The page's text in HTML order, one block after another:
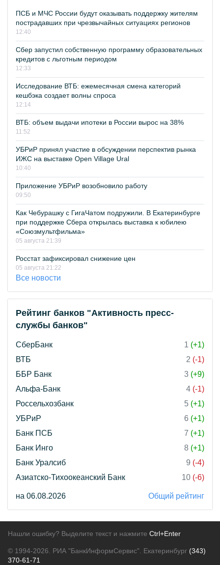
ПСБ и МЧС России будут оказывать поддержку жителям
пострадавших при чрезвычайных ситуациях регионов
12:40
Сбер запустил собственную программу образовательных
кредитов с льготным периодом
12:33
Исследование ВТБ: ежемесячная смена категорий
кешбэка создает волны спроса
12:14
ВТБ: объем выдачи ипотеки в России вырос на 38%
11:52
УБРиР принял участие в обсуждении перспектив рынка
ИЖС на выставке Open Village Ural
10:40
Приложение УБРиР возобновило работу
09:50
Как Чебурашку с ГигаЧатом подружили. В Екатеринбурге
при поддержке Сбера открылась выставка к юбилею
«Союзмультфильма»
05 августа 21:39
Росстат зафиксировал снижение цен
05 августа 21:22
Все новости
Рейтинг банков "Активность пресс-
службы банков"
СберБанк 1 (+1)
ВТБ
2 (-1)
ББР Банк
3 (+9)
Альфа-Банк
4 (-1)
Россельхозбанк
5 (+1)
УБРиР
6 (+1)
Банк ПСБ
7 (+1)
Банк Инго
8 (+1)
Банк Уралсиб
9 (-4)
Азиатско-Тихоокеанский Банк
10 (-6)
на 06.08.2026 Общий рейтинг
Нашли ошибку? Выделите текст и нажмите Ctrl+Enter
© 1994-2026. РИА "БанкИнформСервис". Екатеринбург (343)
370-61-71